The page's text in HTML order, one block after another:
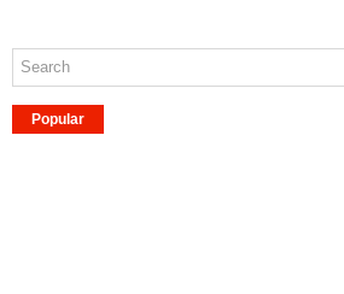
Popular